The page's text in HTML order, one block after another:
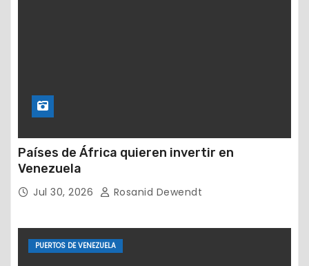
Países de África quieren invertir en
Venezuela
Jul 30, 2026 Rosanid Dewendt
PUERTOS DE VENEZUELA